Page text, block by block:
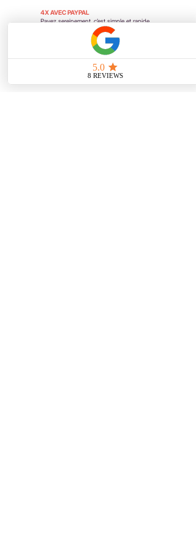
4X AVEC PAYPAL
Payez sereinement, c’est simple et rapide
FAIT MAIN EN FRANCE
Crée avec amour, fabriqué en petites séries.